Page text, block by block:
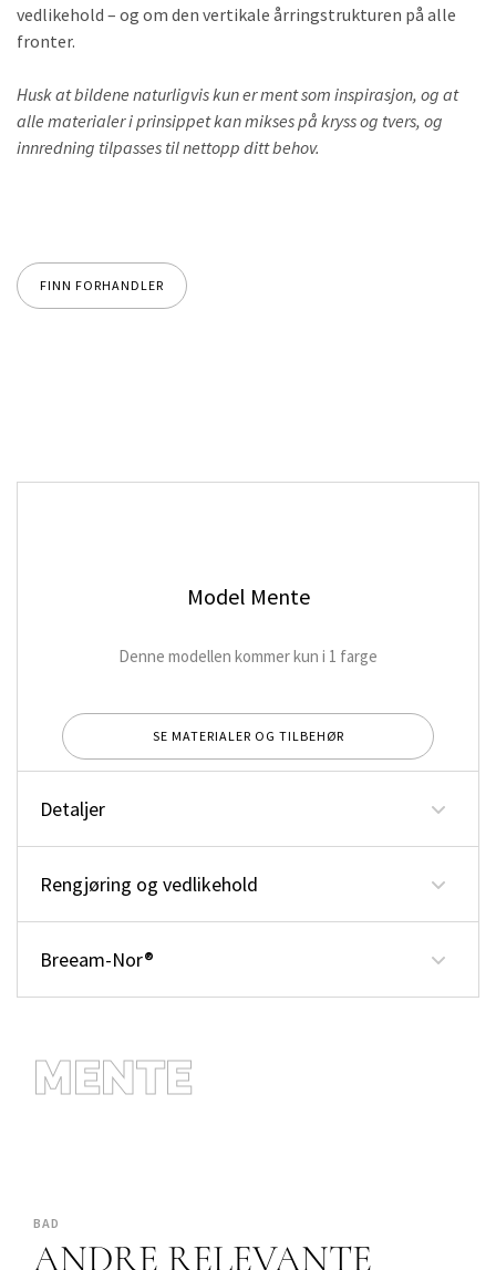
vedlikehold – og om den vertikale årringstrukturen på alle
fronter.
Husk at bildene naturligvis kun er ment som inspirasjon, og at
alle materialer i prinsippet kan mikses på kryss og tvers, og
innredning tilpasses til nettopp ditt behov.
FINN FORHANDLER
Model Mente
Denne modellen kommer kun i 1 farge
SE MATERIALER OG TILBEHØR
Detaljer
Rengjøring og vedlikehold
Breeam-Nor®
MENTE
BAD
ANDRE RELEVANTE